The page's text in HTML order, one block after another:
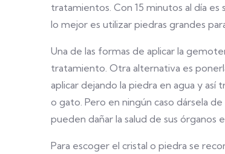
tratamientos. Con 15 minutos al día
lo mejor es utilizar piedras grandes
Una de las formas de aplicar la
tratamiento. Otra alternativa es
aplicar dejando la piedra en agua y
o gato. Pero en ningún caso dársela
pueden dañar la salud de sus órganos
Para escoger el cristal o piedra se